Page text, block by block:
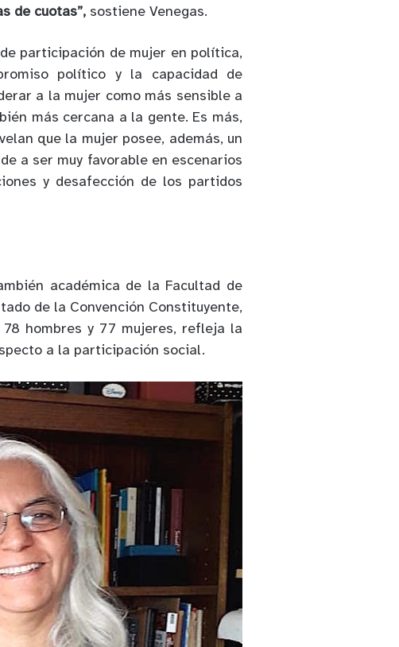
de cuotas”, sostiene Venegas.
participación de mujer en política,
político y la capacidad de
a la mujer como más sensible a
más cercana a la gente. Es más,
que la mujer posee, además, un
a ser muy favorable en escenarios
y desafección de los partidos
académica de la Facultad de
de la Convención Constituyente,
hombres y 77 mujeres, refleja la
a la participación social.